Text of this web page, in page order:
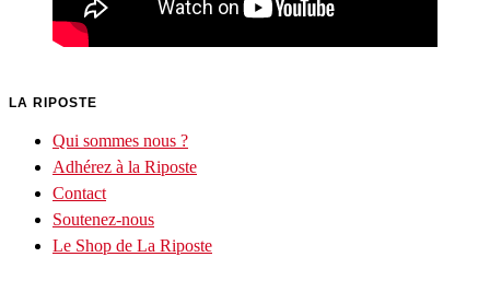
LA RIPOSTE
Qui sommes nous ?
Adhérez à la Riposte
Contact
Soutenez-nous
Le Shop de La Riposte